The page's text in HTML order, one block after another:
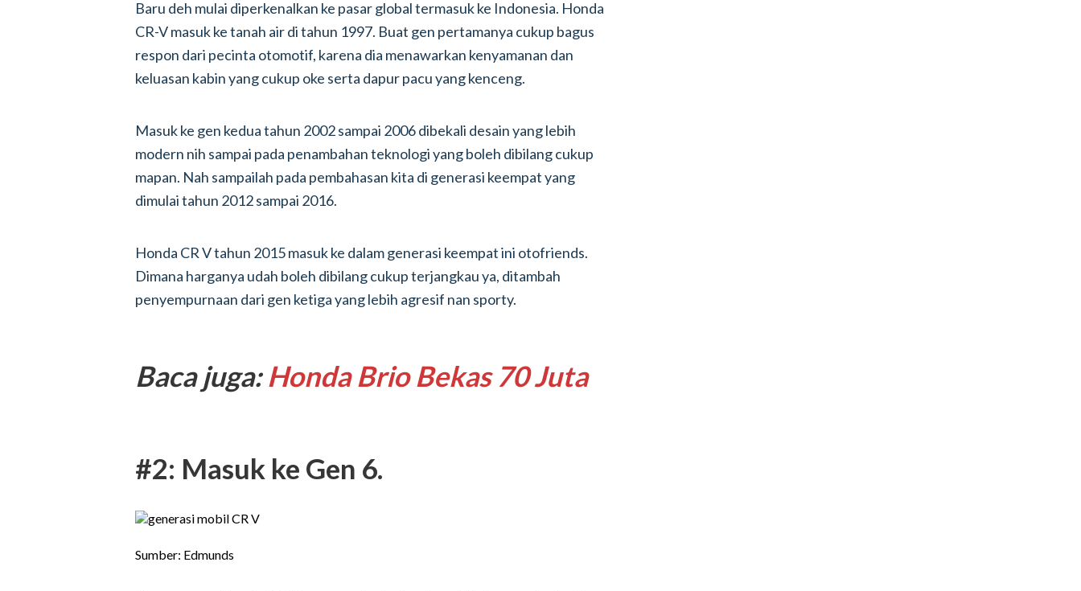
Baru deh mulai diperkenalkan ke pasar global termasuk ke Indonesia. Honda
CR-V masuk ke tanah air di tahun 1997. Buat gen pertamanya cukup bagus
respon dari pecinta otomotif, karena dia menawarkan kenyamanan dan
keluasan kabin yang cukup oke serta dapur pacu yang kenceng.
Masuk ke gen kedua tahun 2002 sampai 2006 dibekali desain yang lebih
modern nih sampai pada penambahan teknologi yang boleh dibilang cukup
mapan. Nah sampailah pada pembahasan kita di generasi keempat yang
dimulai tahun 2012 sampai 2016.
Honda CR V tahun 2015 masuk ke dalam generasi keempat ini otofriends.
Dimana harganya udah boleh dibilang cukup terjangkau ya, ditambah
penyempurnaan dari gen ketiga yang lebih agresif nan sporty.
Baca juga:Honda BrioBekas 70 Juta
#2: Masuk ke Gen 6.
Sumber: Edmunds